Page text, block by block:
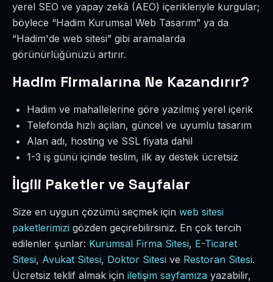
yerel SEO ve yapay zekâ (AEO) içerikleriyle kurgular;
böylece “Hadim Kurumsal Web Tasarım” ya da
“Hadim'de web sitesi” gibi aramalarda
görünürlüğünüzü artırır.
Hadim Firmalarına Ne Kazandırır?
Hadim ve mahallelerine göre yazılmış yerel içerik
Telefonda hızlı açılan, güncel ve uyumlu tasarım
Alan adı, hosting ve SSL fiyata dahil
1-3 iş günü içinde teslim, ilk ay destek ücretsiz
İlgili Paketler ve Sayfalar
Size en uygun çözümü seçmek için web sitesi
paketlerimizi gözden geçirebilirsiniz. En çok tercih
edilenler şunlar: Kurumsal Firma Sitesi, E-Ticaret
Sitesi, Avukat Sitesi, Doktor Sitesi ve Restoran Sitesi.
Ücretsiz teklif almak için iletişim sayfamıza yazabilir,